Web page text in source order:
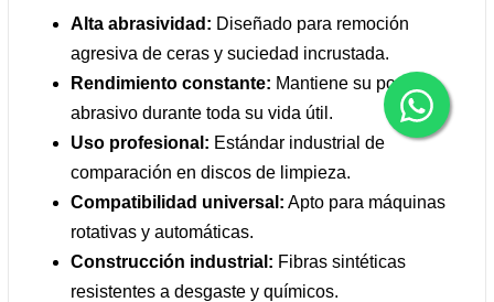
Alta abrasividad: Diseñado para remoción
agresiva de ceras y suciedad incrustada.
Rendimiento constante: Mantiene su poder
abrasivo durante toda su vida útil.
Uso profesional: Estándar industrial de
comparación en discos de limpieza.
Compatibilidad universal: Apto para máquinas
rotativas y automáticas.
Construcción industrial: Fibras sintéticas
resistentes a desgaste y químicos.